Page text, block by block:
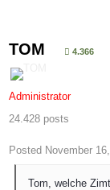
TOM 4.366
Administrator
24.428 posts
Posted November
Tom, welche